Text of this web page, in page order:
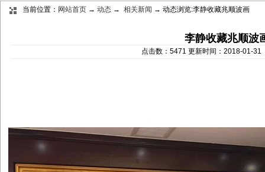
当前位置： 网站首页 → 动态 → 相关新闻 → 动态浏览:李静收藏兆顺波画
李静收藏兆顺波
点击数：5471 更新时间：2018-01-31